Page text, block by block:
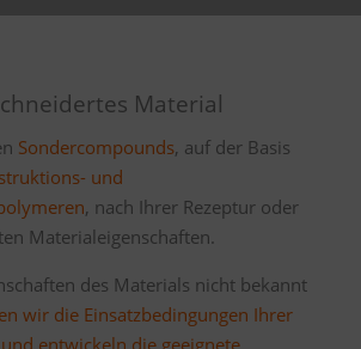
Material
Sondercompounds, auf der Basis
und
, nach Ihrer Rezeptur oder
Materialeigenschaften.
des Materials nicht bekannt
wir die Einsatzbedingungen Ihrer